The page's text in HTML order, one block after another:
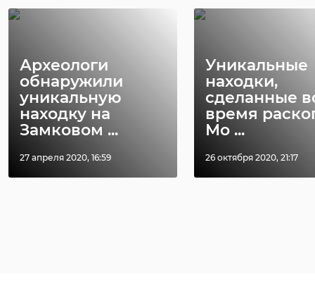
Археологи
обнаружили
уникальную
находку на
Замковом ...
27 апреля 2020, 16:59
Уникальные
находки,
сделанные
время
Мо ...
26 октября 2020, 21:17